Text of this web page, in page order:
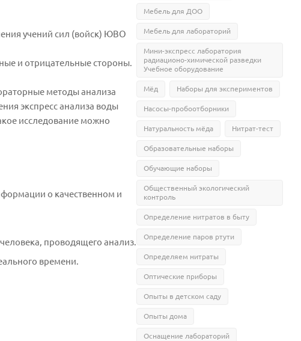
учений сил (войск) ЮВО
и отрицательные стороны.
методы анализа
экспресс анализа воды
исследование можно
о качественном и
проводящего анализ.
времени.
Мебель для ДОО
Мебель для лабораторий
Мини-экспресс лаборатория
радиационо-химической разведки
Учебное оборудование
Мёд Наборы для экспериментов
Насосы-пробоотборники
Натуральность мёда Нитрат-тест
Образовательные наборы
Обучающие наборы
Общественный экологический
контроль
Определение нитратов в быту
Определение паров ртути
Определяем нитраты
Оптические приборы
Опыты в детском саду
Опыты дома
Оснащение лабораторий